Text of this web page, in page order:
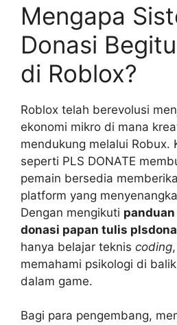
Mengapa
Donasi
di Roblox?
Roblox telah berevolusi
ekonomi mikro di mana
mendukung melalui Robux.
seperti PLS DONATE
pemain bersedia
platform yang
Dengan mengikuti
donasi papan tulis
hanya belajar teknis coding
memahami psikologi di
dalam game.
Bagi para pengembang,